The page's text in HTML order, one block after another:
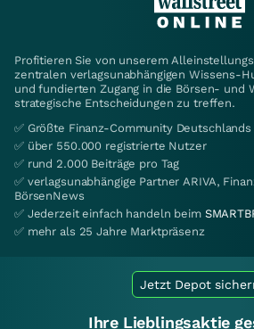
Profitieren Sie von unserem
zentralen verlagsunabhängigen Wissens-
und fundierten Zugang in die Börsen- und
strategische Entscheidungen zu treffen.
✅ Größte Finanz-Community Deutschlands
✅ über 550.000 registrierte Nutzer
✅ rund 2.000 Beiträge pro Tag
✅ verlagsunabhängige Partner ARIVA,
BörsenNews
✅ Jederzeit einfach handeln beim
✅ mehr als 25 Jahre Marktpräsenz
Jetzt Depot
Ihre Lieblingsaktie